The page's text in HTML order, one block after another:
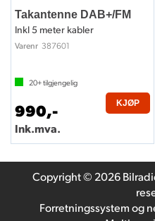
Takantenne DAB+/FM
Inkl 5 meter kabler
Varenr 387601
20+tilgjengelig
990,-
Ink.mva.
KJØP
Copyright © 2026
Forretningssystemog